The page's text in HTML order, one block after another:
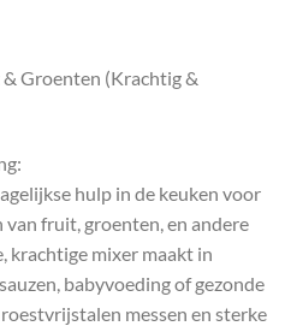
Groenten (Krachtig &
hulp in de keuken voor
fruit, groenten, en andere
krachtige mixer maakt in
babyvoeding of gezonde
messen en sterke